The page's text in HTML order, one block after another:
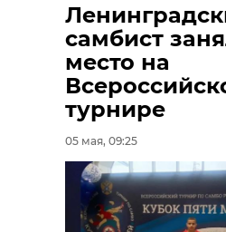
самбист
место на
турнире
05 мая, 09:25